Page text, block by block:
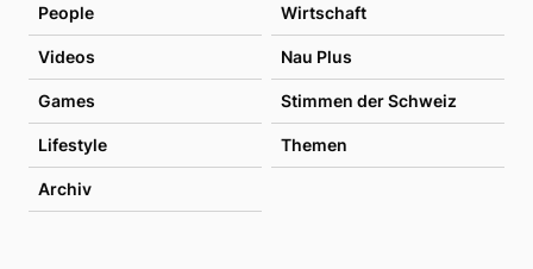
People Wirtschaft
Videos Nau Plus
Games Stimmen der Schweiz
Lifestyle Themen
Archiv